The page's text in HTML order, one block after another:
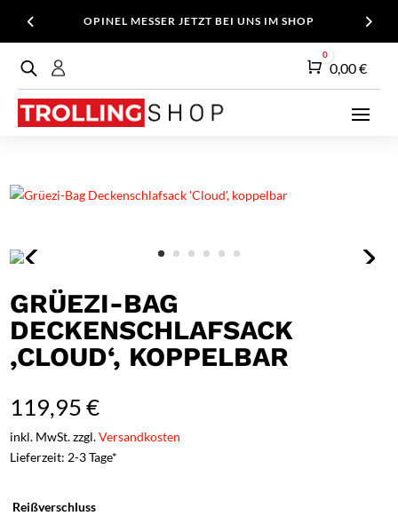
OPINEL MESSER JETZT BEI UNS IM SHOP
Warenkorb
0
0,00€
GRÜEZI-BAG
DECKENSCHLAFSACK
‚CLOUD‘, KOPPELBAR
119,95€
inkl. MwSt. zzgl.Versandkosten
Lieferzeit: 2-3 Tage*
Reißverschluss